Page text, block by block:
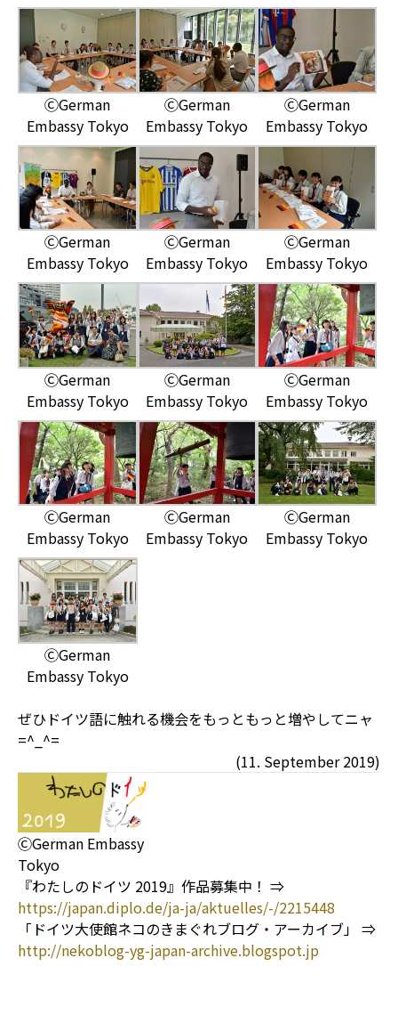
ⒸGerman
Embassy Tokyo
ⒸGerman
Embassy Tokyo
ⒸGerman
Embassy Tokyo
ⒸGerman
Embassy Tokyo
ⒸGerman
Embassy Tokyo
ⒸGerman
Embassy Tokyo
ⒸGerman
Embassy Tokyo
ⒸGerman
Embassy Tokyo
ⒸGerman
Embassy Tokyo
ⒸGerman
Embassy Tokyo
ⒸGerman
Embassy Tokyo
ⒸGerman
Embassy Tokyo
ⒸGerman
Embassy Tokyo
ぜひドイツ語に触れる機会をもっともっと増やしてニャ
=^_^=
(11. September 2019)
ⒸGerman Embassy
Tokyo
『わたしのドイツ 2019』作品募集中！ ⇒
https://japan.diplo.de/ja-ja/aktuelles/-/2215448
「ドイツ大使館ネコのきまぐれブログ・アーカイブ」 ⇒
http://nekoblog-yg-japan-archive.blogspot.jp